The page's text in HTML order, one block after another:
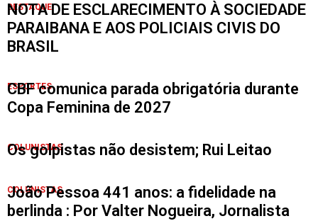
DESTAQUE
NOTA DE ESCLARECIMENTO À SOCIEDADE
PARAIBANA E AOS POLICIAIS CIVIS DO
BRASIL
ESPORTES
CBF comunica parada obrigatória durante
Copa Feminina de 2027
COLUNISTAS
Os golpistas não desistem; Rui Leitao
COLUNISTAS
João Pessoa 441 anos: a fidelidade na
berlinda : Por Valter Nogueira, Jornalista